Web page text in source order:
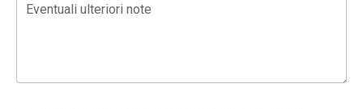
Eventuali ulteriori note